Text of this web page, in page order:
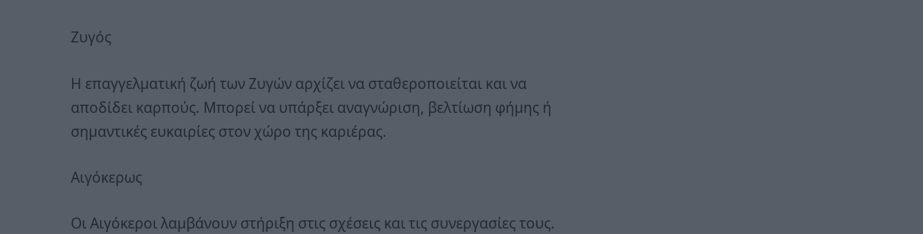
Ζυγός
Η επαγγελματική ζωή των Ζυγών αρχίζει να σταθεροποιείται και να
αποδίδει καρπούς. Μπορεί να υπάρξει αναγνώριση, βελτίωση φήμης ή
σημαντικές ευκαιρίες στον χώρο της καριέρας.
Αιγόκερως
Οι Αιγόκεροι λαμβάνουν στήριξη στις σχέσεις και τις συνεργασίες τους.